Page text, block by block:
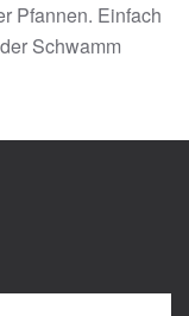
Pfannen. Einfach
Schwamm